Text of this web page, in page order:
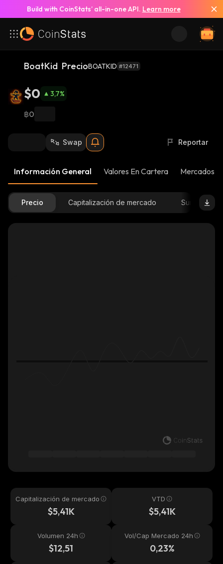
Build with CoinStats’ all-in-one API. Learn more
BoatKid PrecioBOATKID #12471
$0 3,7%
฿0
Swap Reportar
Información General Valores En Cartera Mercados
Precio Capitalización de mercado Suministro
Capitalización de mercado
$5,41K
VTD
$5,41K
Volumen 24h
$12,51
Vol/Cap Mercado 24h
0,23%